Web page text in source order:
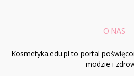
O NAS
Kosmetyka.edu.pl to portal
modzie i